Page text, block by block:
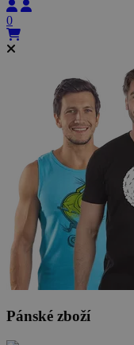
0
Pánské zboží